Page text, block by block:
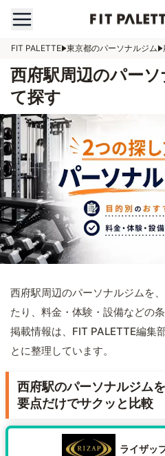
FIT PALETTE 東京都のパーソナルジム
西府駅周辺のパー
て探す
西府駅周辺のパーソナルジムを
たり、料金・体験・設備などの
掲載情報は、FIT PALETTE編集
とに整理しています。
西府駅のパーソナルジムを
要点だけでサクッと比較
ライザッ